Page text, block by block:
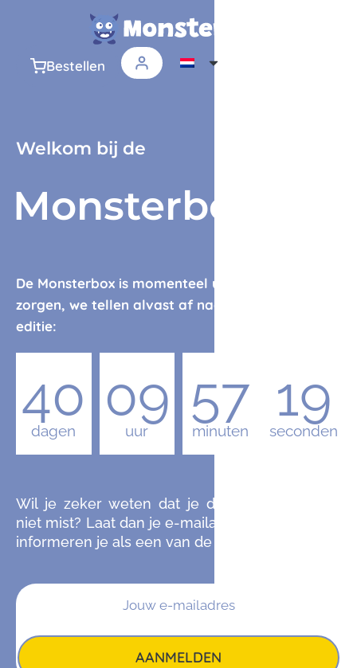
Bestellen
Welkom bij de
Monsterbox
De Monsterbox is momenteel uitverkocht. Geen
zorgen, we tellen alvast af naar de volgende
editie:
40
dagen
09
uur
57
minuten
18
seconden
Wil je zeker weten dat je de komende editie
niet mist? Laat dan je e-mailadres achter en we
informeren je als een van de eersten.
AANMELDEN